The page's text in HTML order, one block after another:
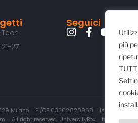
più
21-27
Seguici
Milano – PI/CF 03302820968 – Iscritta al
All right reserved. UniversityBox – testata